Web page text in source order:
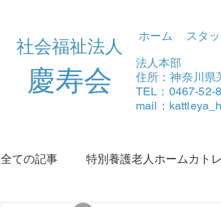
社会福祉法人
​慶寿会
ホーム スタ
法人本部
住所：神奈川県
TEL：0467-
mail：
全ての記事 特別養護老人ホームカト